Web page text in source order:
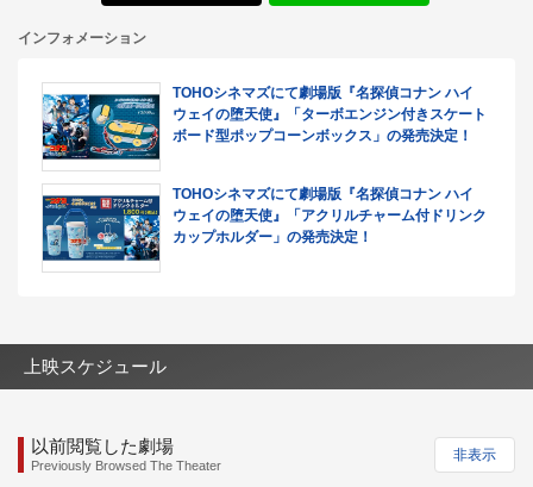
インフォメーション
TOHOシネマズにて劇場版『名探偵コナン ハイ
ウェイの堕天使』「ターボエンジン付きスケート
ボード型ポップコーンボックス」の発売決定！
TOHOシネマズにて劇場版『名探偵コナン ハイ
ウェイの堕天使』「アクリルチャーム付ドリンク
カップホルダー」の発売決定！
上映スケジュール
以前閲覧した劇場
Previously Browsed The Theater
非表示